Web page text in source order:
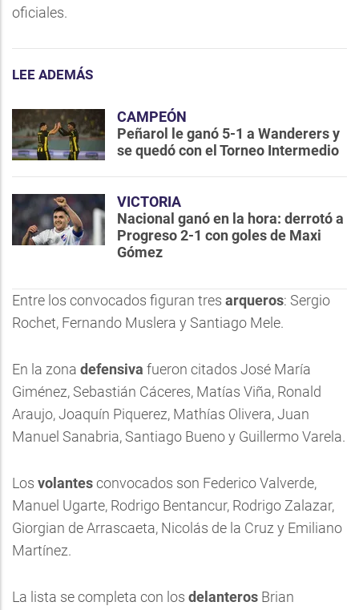
oficiales.
LEE ADEMÁS
CAMPEÓN
Peñarol le ganó 5-1 a Wanderers y
se quedó con el Torneo Intermedio
VICTORIA
Nacional ganó en la hora: derrotó a
Progreso 2-1 con goles de Maxi
Gómez
Entre los convocados figuran tres arqueros: Sergio
Rochet, Fernando Muslera y Santiago Mele.
En la zona defensiva fueron citados José María
Giménez, Sebastián Cáceres, Matías Viña, Ronald
Araujo, Joaquín Piquerez, Mathías Olivera, Juan
Manuel Sanabria, Santiago Bueno y Guillermo Varela.
Los volantesconvocados son Federico Valverde,
Manuel Ugarte, Rodrigo Bentancur, Rodrigo Zalazar,
Giorgian de Arrascaeta, Nicolás de la Cruz y Emiliano
Martínez.
La lista se completa con los delanteros Brian